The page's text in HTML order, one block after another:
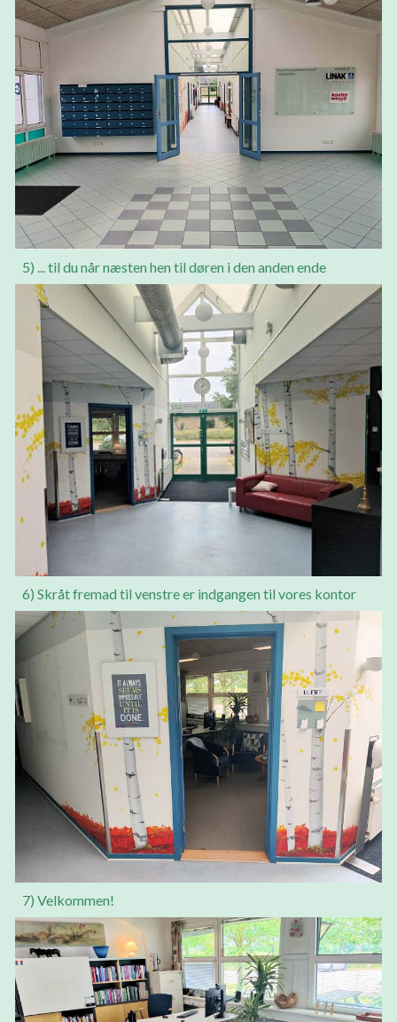
5) ... til du når næsten hen til døren i den anden ende
6) Skråt fremad til venstre er indgangen til vores kontor
7) Velkommen!